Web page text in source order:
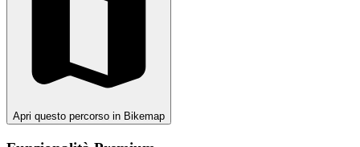
Apri questo percorso in Bikemap